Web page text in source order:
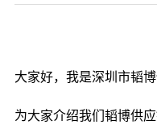
大家好，我是深圳市韬
为大家介绍我们韬博供